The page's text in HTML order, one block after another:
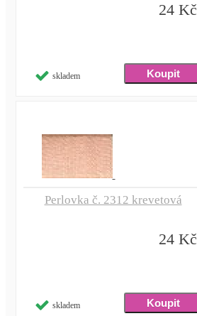
24 Kč
skladem
Perlovka č. 2312 krevetová
24 Kč
skladem